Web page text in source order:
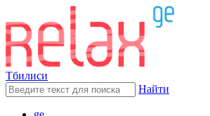
Тбилиси
Найти